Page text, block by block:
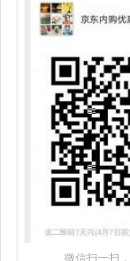
微信扫一扫